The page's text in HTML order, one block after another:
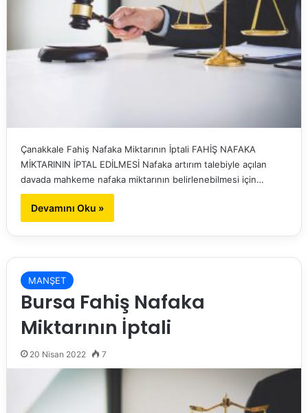
Çanakkale Fahiş Nafaka Miktarının İptali FAHİŞ NAFAKA
MİKTARININ İPTAL EDİLMESİ Nafaka artırım talebiyle açılan
davada mahkeme nafaka miktarının belirlenebilmesi için…
Devamını Oku »
MANŞET
Bursa Fahiş Nafaka
Miktarının İptali
20 Nisan 2022 7